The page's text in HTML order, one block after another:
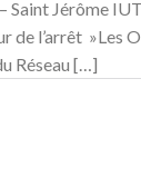
Saint Jérôme
de l’arrêt »Les
Réseau […]